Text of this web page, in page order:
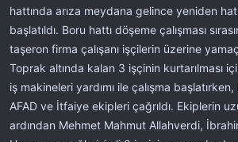
n
h
i
hattında arıza meydana gelince yeniden hat
başlatıldı. Boru hattı döşeme çalışması
taşeron firma çalışanı işçilerin üzerine
Toprak altında kalan 3 işçinin kurtarılması
iş makineleri yardımı ile çalışma
AFAD ve İtfaiye ekipleri çağrıldı. Ekiplerin
ardından Mehmet Mahmut Allahverdi,